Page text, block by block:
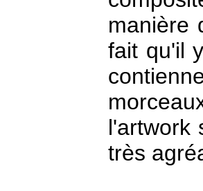
manière
fait qu'il
l'artwork
très